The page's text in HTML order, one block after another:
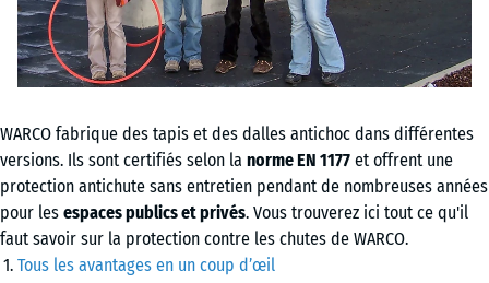
WARCO fabrique des tapis et des dalles antichoc dans différentes
versions. Ils sont certifiés selon la norme EN 1177 et offrent une
protection antichute sans entretien pendant de nombreuses années
pour les espaces publics et privés. Vous trouverez ici tout ce qu'il
faut savoir sur la protection contre les chutes de WARCO.
Tous les avantages en un coup d’œil